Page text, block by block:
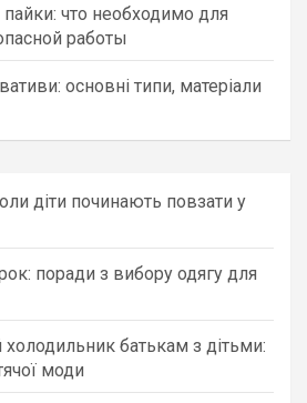
что необходимо для
работы
основні типи, матеріали
діти починають повзати у
поради з вибору одягу для
холодильник батькам з дітьми:
моди